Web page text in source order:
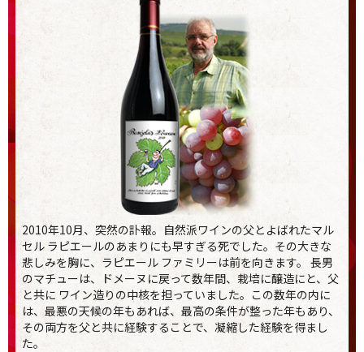
2010年10月、突然の訃報。自然派ワインの父とよばれたマル
セル ラピエールのあまりにも早すぎる死でした。その大きな
悲しみを胸に、ラピエール ファミリーは前を向きます。 長男
のマチューは、ドメーヌに戻って数年間、栽培に醸造にと、父
と共に ワイン造りの中核を担っていました。この数年の内に
は、最悪の天候の年もあれば、最高の条件が整った年もあり、
その両方を父と共に経験することで、凝縮した経験を得まし
た。